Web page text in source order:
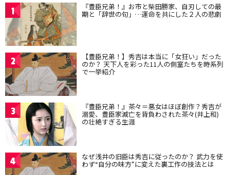
1 『豊臣兄弟！』お市と柴田勝家、自刃しての最
期と「辞世の句」…運命を共にした２人の悲劇
2 【豊臣兄弟！】秀吉は本当に「女狂い」だった
のか？ 天下人を彩った11人の側室たちを時系列
で一挙紹介
3 『豊臣兄弟！』茶々＝悪女はほぼ創作？秀吉が
溺愛、豊臣家滅亡を背負わされた茶々(井上和)
の壮絶すぎる生涯
4 なぜ浅井の旧臣は秀吉に従ったのか？ 武力を使
わず“自分の味方”に変えた裏工作の技法とは